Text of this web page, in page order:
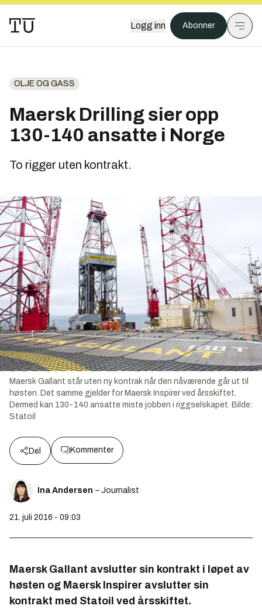
Logg inn Abonner
OLJE OG GASS
Maersk Drilling sier opp
130-140 ansatte i Norge
To rigger uten kontrakt.
Maersk Gallant står uten ny kontrak når den nåværende går ut til
høsten. Det samme gjelder for Maersk Inspirer ved årsskiftet.
Dermed kan 130-140 ansatte miste jobben i riggselskapet. Bilde:
Statoil
Del Kommenter
Ina Andersen – Journalist
21. juli 2016 - 09:03
Maersk Gallant avslutter sin kontrakt i løpet av
høsten og Maersk Inspirer avslutter sin
kontrakt med Statoil ved årsskiftet.